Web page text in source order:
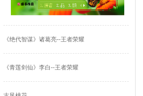
《绝代智谋》诸葛亮--王者荣耀
《青莲剑仙》李白--王者荣耀